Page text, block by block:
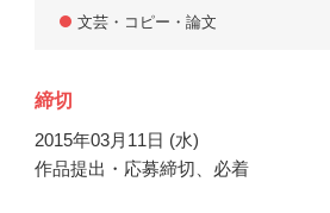
文芸・コピー・論文
締切
2015年03月11日 (水)
作品提出・応募締切、必着